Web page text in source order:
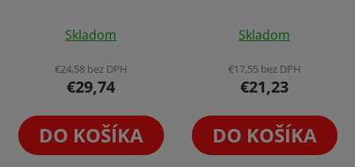
Zátišie LED Svetlo
hodnotenie
produktu
je
z
Skladom
€24,58 bez DPH
€29,74
DO KOŠÍKA
Voština
Skladom
€17,55 bez DPH
€21,23
DO KOŠÍKA